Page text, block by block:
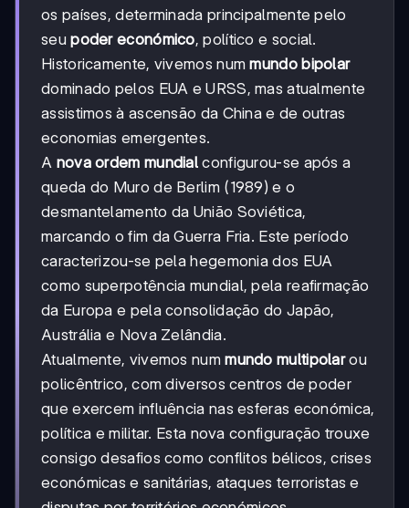
os países, determinada principalmente pelo
seupoder económico, político e social.
Historicamente, vivemos nummundo bipolar
dominado pelos EUA e URSS, mas atualmente
assistimos à ascensão da China e de outras
economias emergentes.
A nova ordem mundial configurou-se após a
queda do Muro de Berlim (1989) e o
desmantelamento da União Soviética,
marcando o fim da Guerra Fria. Este período
caracterizou-se pela hegemonia dos EUA
como superpotência mundial, pela reafirmação
da Europa e pela consolidação do Japão,
Austrália e Nova Zelândia.
Atualmente, vivemos nummundo multipolarou
policêntrico, com diversos centros de poder
que exercem influência nas esferas económica,
política e militar. Esta nova configuração trouxe
consigo desafios como conflitos bélicos, crises
económicas e sanitárias, ataques terroristas e